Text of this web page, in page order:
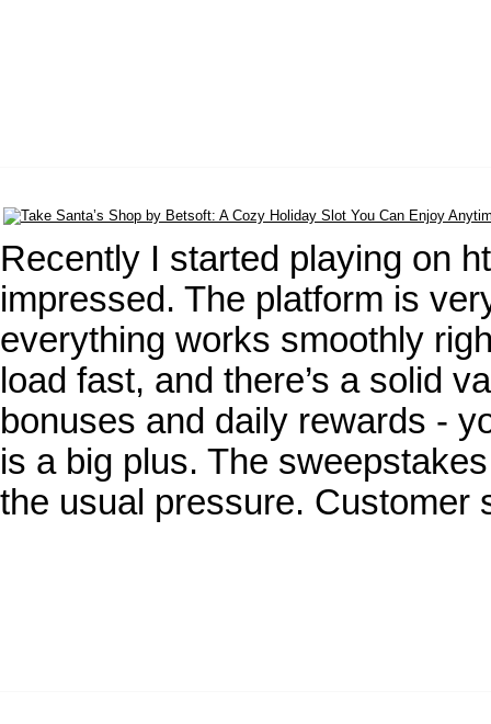
Recently I started playing on
impressed. The platform is
everything works smoothly
load fast, and there’s a solid
bonuses and daily rewards -
is a big plus. The
the usual pressure.